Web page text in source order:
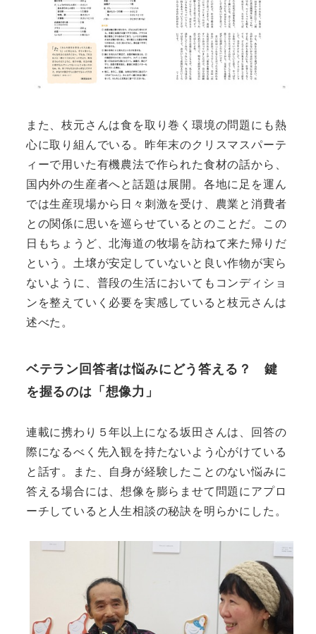
また、枝元さんは食を取り巻く環境の問題にも熱
心に取り組んでいる。昨年末のクリスマスパーテ
ィーで用いた有機農法で作られた食材の話から、
国内外の生産者へと話題は展開。各地に足を運ん
では生産現場から日々刺激を受け、農業と消費者
との関係に思いを巡らせているとのことだ。この
日もちょうど、北海道の牧場を訪ねて来た帰りだ
という。土壌が安定していないと良い作物が実ら
ないように、普段の生活においてもコンディショ
ンを整えていく必要を実感していると枝元さんは
述べた。
ベテラン回答者は悩みにどう答える？ 鍵
を握るのは「想像力」
連載に携わり５年以上になる坂田さんは、回答の
際になるべく先入観を持たないよう心がけている
と話す。また、自身が経験したことのない悩みに
答える場合には、想像を膨らませて問題にアプロ
ーチしていると人生相談の秘訣を明らかにした。